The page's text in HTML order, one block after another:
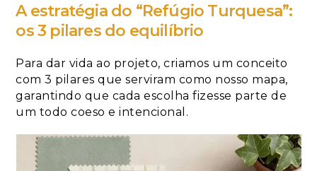
A estratégia do “Refúgio Turquesa”:
os 3 pilares do equilíbrio
Para dar vida ao projeto, criamos um conceito
com 3 pilares que serviram como nosso mapa,
garantindo que cada escolha fizesse parte de
um todo coeso e intencional.